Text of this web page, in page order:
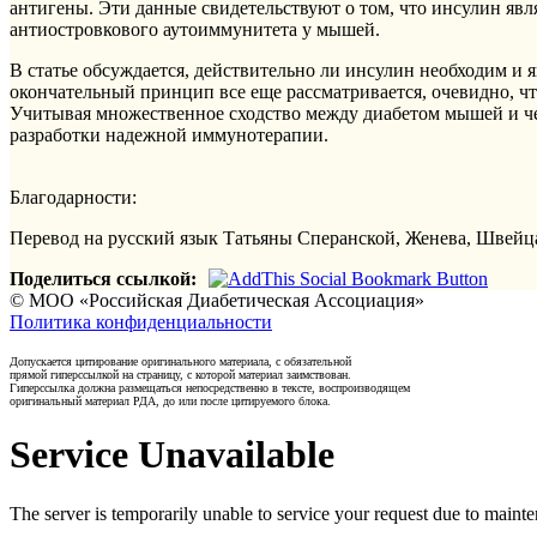
антигены. Эти данные свидетельствуют о том, что инсулин
антиостровкового аутоиммунитета у мышей.
В статье обсуждается, действительно ли инсулин необходим
окончательный принцип все еще рассматривается, очевидно,
Учитывая множественное сходство между диабетом мышей и
разработки надежной иммунотерапии.
Благодарности:
Перевод на русский язык Татьяны Сперанской, Женева,
Поделиться ссылкой:
© МОО «Российская Диабетическая Ассоциация»
Политика конфиденциальности
Допускается цитирование оригинального материала, с обязательной
прямой гиперссылкой на страницу, с которой материал заимствован.
Гиперссылка должна размещаться непосредственно в тексте, воспроизводящем
оригинальный материал РДА, до или после цитируемого блока.
Service Unavailable
The server is temporarily unable to service your request due to